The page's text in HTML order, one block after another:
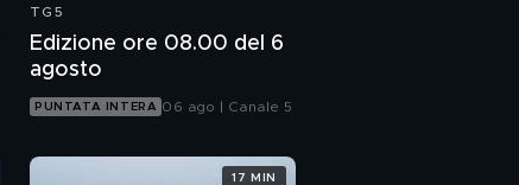
TG5
Edizione ore 08.00 del 6
agosto
PUNTATA INTERA 06 ago | Canale 5
17 MIN